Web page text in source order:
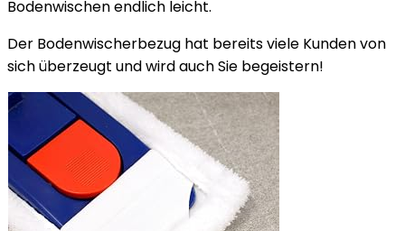
Bodenwischen endlich leicht.
Der Bodenwischerbezug hat bereits viele Kunden von
sich überzeugt und wird auch Sie begeistern!